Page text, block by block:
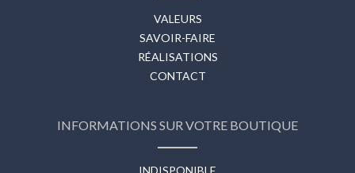
VALEURS
SAVOIR-FAIRE
RÉALISATIONS
CONTACT
INFORMATIONS SUR VOTRE BOUTIQUE
INDISPONIBLE